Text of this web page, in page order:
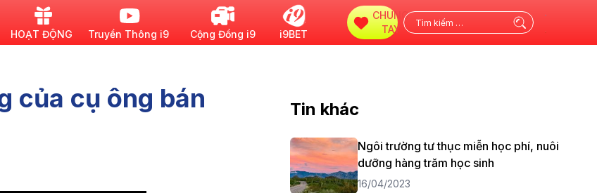
HOẠT ĐỘNG Truyền Thông i9 Cộng Đồng i9 i9BET
CHUNG
TAY
kiếm
của cụ ông bán
Tin khác
Ngôi trường tư thục miễn học phí, nuôi
dưỡng hàng trăm học sinh
16/04/2023